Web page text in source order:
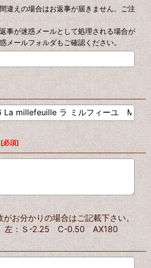
違えの場合はお返事が届きません。ご注
事が迷惑メールとして処理される場合が
メールフォルダもご確認ください。
[必須]
がお分かりの場合はご記載下さい。
左：Ｓ-2.25 C-0.50 AX180